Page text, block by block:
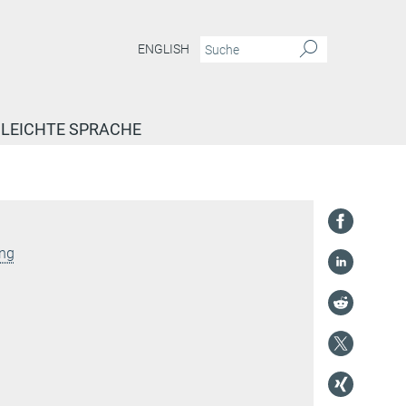
ENGLISH
LEICHTE SPRACHE